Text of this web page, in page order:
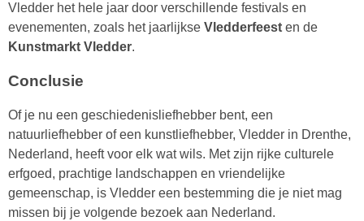
Vledder het hele jaar door verschillende festivals en
evenementen, zoals het jaarlijkse Vledderfeest en de
Kunstmarkt Vledder.
Conclusie
Of je nu een geschiedenisliefhebber bent, een
natuurliefhebber of een kunstliefhebber, Vledder in Drenthe,
Nederland, heeft voor elk wat wils. Met zijn rijke culturele
erfgoed, prachtige landschappen en vriendelijke
gemeenschap, is Vledder een bestemming die je niet mag
missen bij je volgende bezoek aan Nederland.